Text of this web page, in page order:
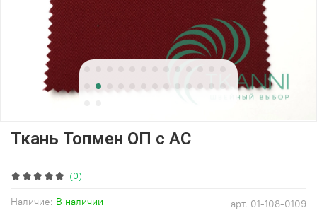
(0)
арт. 01-108-0109
Наличие: В наличии
Ткань Топмен ОП с АС